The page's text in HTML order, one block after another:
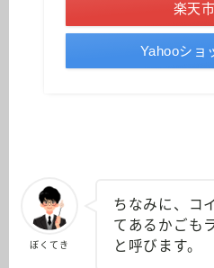
楽天
Yahooショ
ぼくてき
ちなみに、コ
てあるかごも
と呼びます。